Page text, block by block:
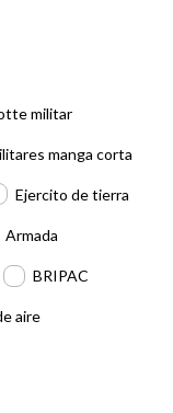
militar
manga corta
Ejercito de tierra
Armada
BRIPAC
aire